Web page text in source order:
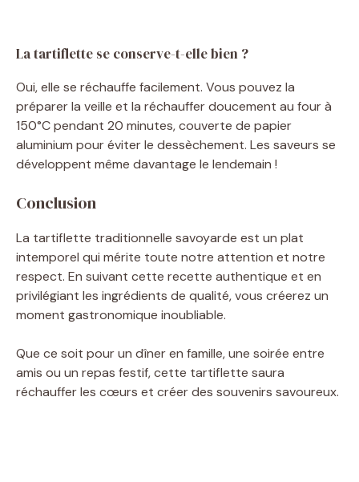
La tartiflette se conserve-t-elle bien ?
Oui, elle se réchauffe facilement. Vous pouvez la
préparer la veille et la réchauffer doucement au four à
150°C pendant 20 minutes, couverte de papier
aluminium pour éviter le dessèchement. Les saveurs se
développent même davantage le lendemain !
Conclusion
La tartiflette traditionnelle savoyarde est un plat
intemporel qui mérite toute notre attention et notre
respect. En suivant cette recette authentique et en
privilégiant les ingrédients de qualité, vous créerez un
moment gastronomique inoubliable.
Que ce soit pour un dîner en famille, une soirée entre
amis ou un repas festif, cette tartiflette saura
réchauffer les cœurs et créer des souvenirs savoureux.